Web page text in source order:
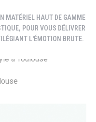
MATÉRIEL HAUT DE GAMME
POUR VOUS DÉLIVRER
L'ÉMOTION BRUTE.